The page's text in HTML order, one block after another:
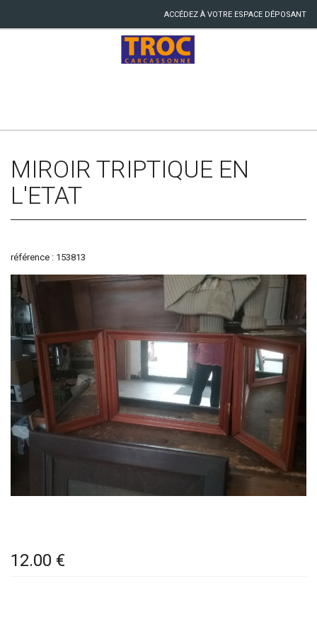
ACCÉDEZ À VOTRE ESPACE DÉPOSANT
MIROIR TRIPTIQUE EN
L'ETAT
référence : 153813
12.00 €